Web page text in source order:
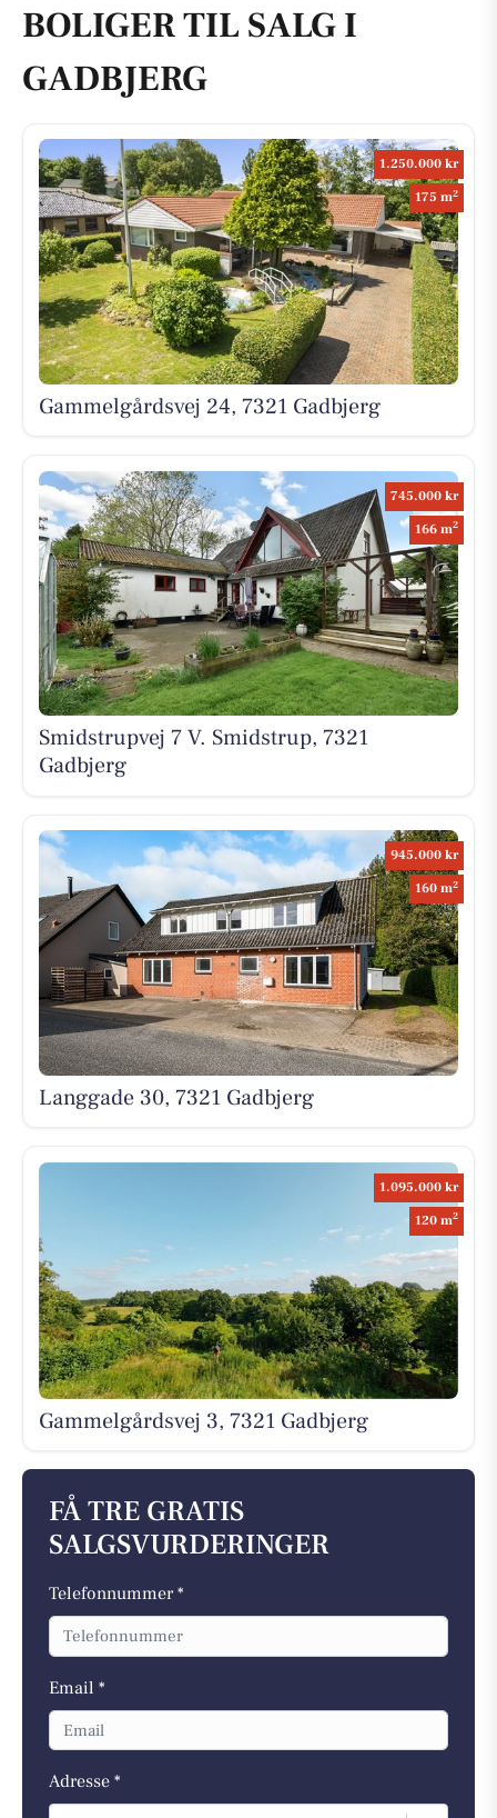
BOLIGER TIL SALG I
GADBJERG
1.250.000 kr
175 m2
Gammelgårdsvej 24, 7321 Gadbjerg
745.000 kr
166 m2
Smidstrupvej 7 V. Smidstrup, 7321
Gadbjerg
945.000 kr
160 m2
Langgade 30, 7321 Gadbjerg
1.095.000 kr
120 m2
Gammelgårdsvej 3, 7321 Gadbjerg
FÅ TRE GRATIS
SALGSVURDERINGER
Telefonnummer *
Email *
Adresse *